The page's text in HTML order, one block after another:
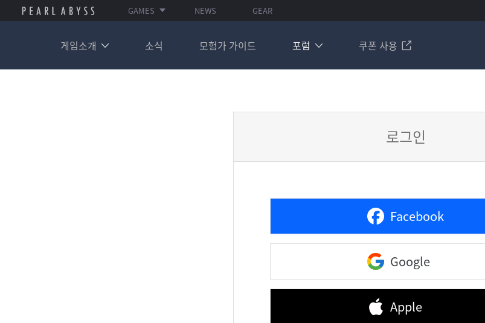
GAMES NEWS GEAR
게임소개 소식 모험가 가이드 포럼 쿠폰 사용
로그인
Facebook
Google
Apple